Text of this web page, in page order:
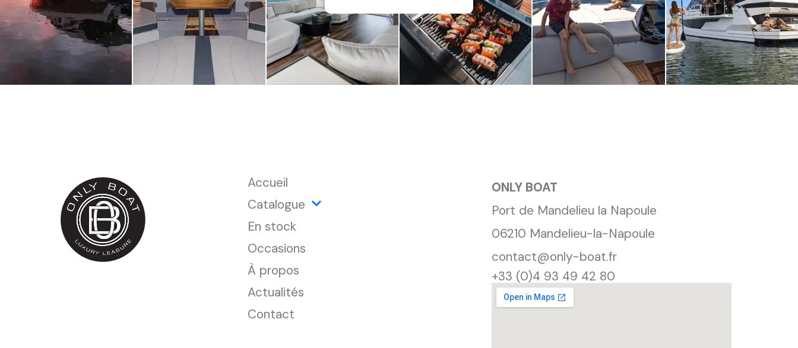
Accueil
Catalogue
En stock
Occasions
À propos
Actualités
Contact
ONLY BOAT
Port de Mandelieu la Napoule
06210 Mandelieu-la-Napoule
contact@only-boat.fr
+33 (0)4 93 49 42 80